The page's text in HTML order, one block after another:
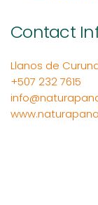
Contact
Llanos de
+507 232 7615